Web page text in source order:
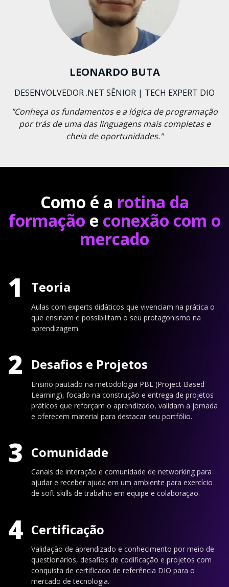
LEONARDO BUTA
DESENVOLVEDOR .NET SÊNIOR | TECH EXPERT DIO
"Conheça os fundamentos e a lógica de programação
por trás de uma das linguagens mais completas e
cheia de oportunidades."
Como é a rotina da
formação e conexão com o
mercado
1 Teoria
Aulas com experts didáticos que vivenciam na prática o
que ensinam e possibilitam o seu protagonismo na
aprendizagem.
2 Desafios e Projetos
Ensino pautado na metodologia PBL (Project Based
Learning), focado na construção e entrega de projetos
práticos que reforçam o aprendizado, validam a jornada
e oferecem material para destacar seu portfólio.
3 Comunidade
Canais de interação e comunidade de networking para
ajudar e receber ajuda em um ambiente para exercício
de soft skills de trabalho em equipe e colaboração.
4 Certificação
Validação de aprendizado e conhecimento por meio de
questionários, desafios de codificação e projetos com
conquista de certificado de referência DIO para o
mercado de tecnologia.